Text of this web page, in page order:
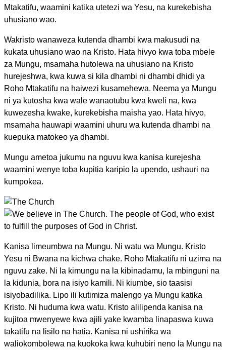
Mtakatifu, waamini katika utetezi wa Yesu, na kurekebisha
uhusiano wao.
Wakristo wanaweza kutenda dhambi kwa makusudi na
kukata uhusiano wao na Kristo. Hata hivyo kwa toba mbele
za Mungu, msamaha hutolewa na uhusiano na Kristo
hurejeshwa, kwa kuwa si kila dhambi ni dhambi dhidi ya
Roho Mtakatifu na haiwezi kusamehewa. Neema ya Mungu
ni ya kutosha kwa wale wanaotubu kwa kweli na, kwa
kuwezesha kwake, kurekebisha maisha yao. Hata hivyo,
msamaha hauwapi waamini uhuru wa kutenda dhambi na
kuepuka matokeo ya dhambi.
Mungu ametoa jukumu na nguvu kwa kanisa kurejesha
waamini wenye toba kupitia karipio la upendo, ushauri na
kumpokea.
Kanisa limeumbwa na Mungu. Ni watu wa Mungu. Kristo
Yesu ni Bwana na kichwa chake. Roho Mtakatifu ni uzima na
nguvu zake. Ni la kimungu na la kibinadamu, la mbinguni na
la kidunia, bora na isiyo kamili. Ni kiumbe, sio taasisi
isiyobadilika. Lipo ili kutimiza malengo ya Mungu katika
Kristo. Ni huduma kwa watu. Kristo alilipenda kanisa na
kujitoa mwenyewe kwa ajili yake kwamba linapaswa kuwa
takatifu na lisilo na hatia. Kanisa ni ushirika wa
waliokombolewa na kuokoka kwa kuhubiri neno la Mungu na